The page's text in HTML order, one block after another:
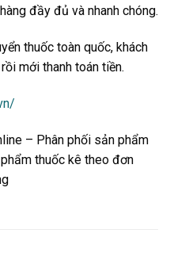
đầy đủ và nhanh chóng.
thuốc toàn quốc, khách
mới thanh toán tiền.
– Phân phối sản phẩm
thuốc kê theo đơn